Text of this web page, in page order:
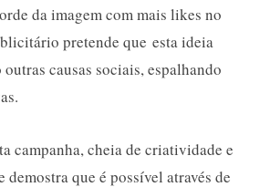
da imagem com mais likes no
pretende que esta ideia
causas sociais, espalhando
campanha, cheia de criatividade e
que é possível através de